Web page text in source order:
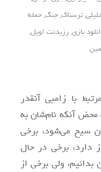
,ترسناک,جنگ,حمله
بازی, رزیدنت اویل,
با زامبی آنقدر
محض آنکه نام‌شان به
سیخ می‌شود، برخی
دارد، برخی در حال
ولی برخی از